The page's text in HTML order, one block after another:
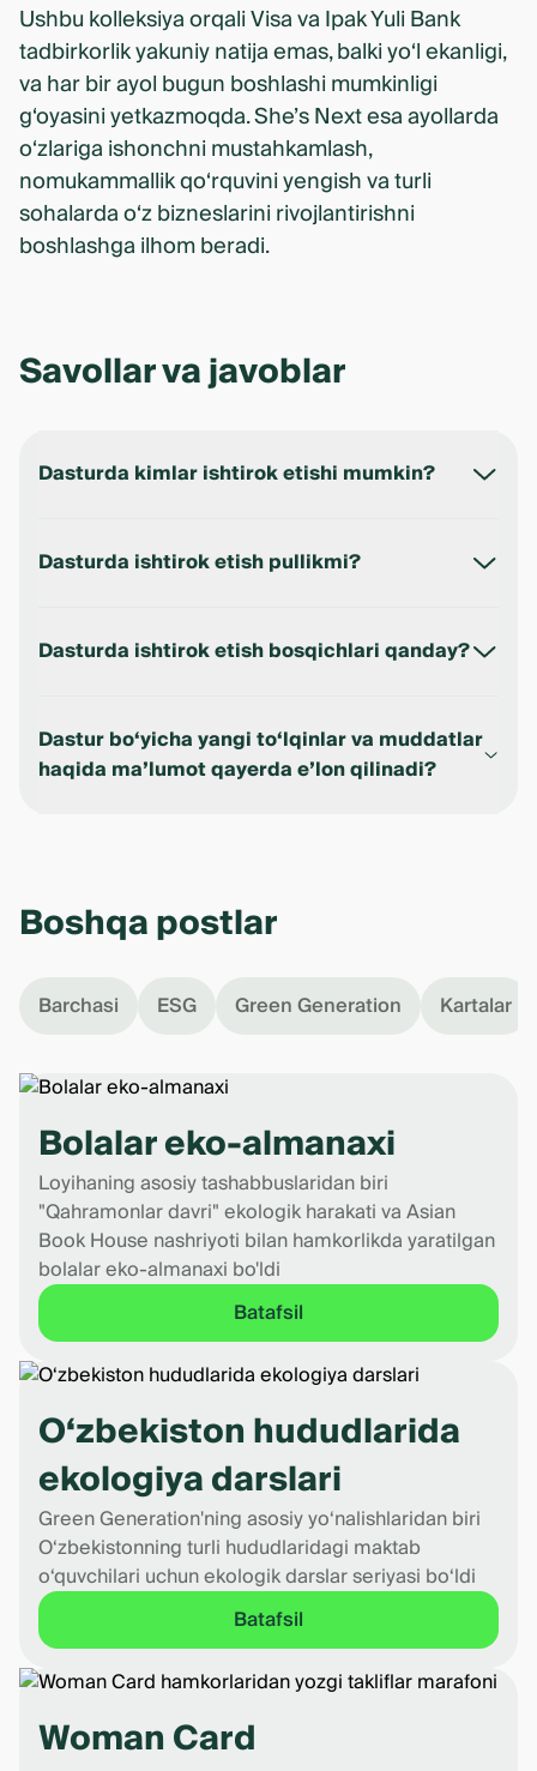
Ushbu kolleksiya orqali Visa va Ipak Yuli Bank
tadbirkorlik yakuniy natija emas, balki yo‘l ekanligi,
va har bir ayol bugun boshlashi mumkinligi
g‘oyasini yetkazmoqda. She’s Next esa ayollarda
o‘zlariga ishonchni mustahkamlash,
nomukammallik qo‘rquvini yengish va turli
sohalarda o‘z bizneslarini rivojlantirishni
boshlashga ilhom beradi.
Savollar va javoblar
Dasturda kimlar ishtirok etishi mumkin?
rejalashtirayotgan ayollar.
Dasturda ishtirok etish pullikmi?
bepul.
Dasturda ishtirok etish bosqichlari qanday?
- Arizalarni ko‘rib chiqish va finalistlarni tanlash;
- Qo‘llab-quvvatlash va mentorlik;
Dastur bo‘yicha yangi to‘lqinlar va muddatlar
haqida ma’lumot qayerda e’lon qilinadi?
Boshqa postlar
Barchasi ESG Green Generation Kartalar
Bolalar eko-almanaxi
Loyihaning asosiy tashabbuslaridan biri
"Qahramonlar davri" ekologik harakati va Asian
Book House nashriyoti bilan hamkorlikda yaratilgan
bolalar eko-almanaxi bo'ldi
Batafsil
O‘zbekiston hududlarida
ekologiya darslari
Green Generation'ning asosiy yo‘nalishlaridan biri
O‘zbekistonning turli hududlaridagi maktab
o‘quvchilari uchun ekologik darslar seriyasi bo‘ldi
Batafsil
Woman Card